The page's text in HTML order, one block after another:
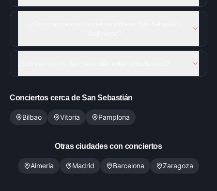
Conciertos cerca deSan Sebastián
Bilbao Vitoria Pamplona
Otras ciudades con conciertos
Almería Madrid Barcelona Zaragoza